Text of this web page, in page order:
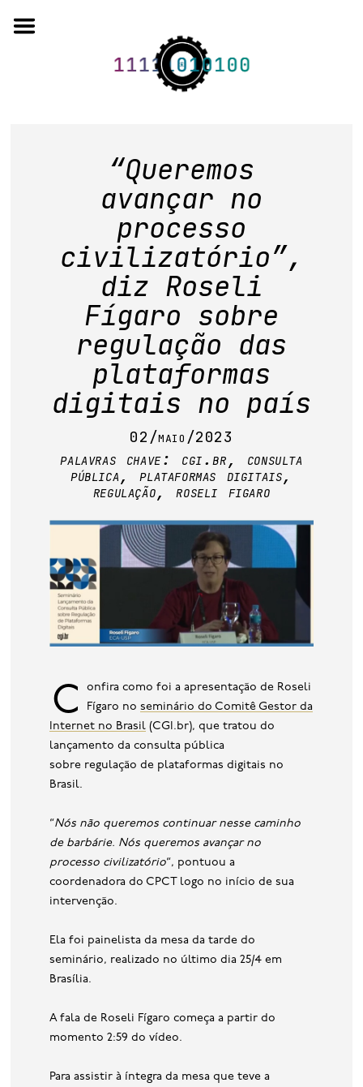
to
artigos em periódicos
anais de eventos
capítulos de livros
editorial
base de dados
publicações na mídia
“Queremos
avançar no
processo
civilizatório”,
diz Roseli
Fígaro sobre
regulação das
plataformas
digitais no país
02/maio/2023
palavras chave: cgi.br, consulta
pública,plataformas digitais,
regulação,roseli figaro
Confira como foi a apresentação de Roseli Fígaro noseminário do Comitê Gestor da
Internet no Brasil (CGI.br), que tratou do
lançamento da consulta pública
sobre regulação de plataformas digitais no
Brasil.
“Nós não queremos continuar nesse caminho
de barbárie. Nós queremos avançar no
processo civilizatório“, pontuou a
coordenadora do CPCT logo no início de sua
intervenção.
Ela foi painelista da mesa da tarde do
seminário, realizado no último dia 25/4 em
Brasília.
A fala de Roseli Fígaro começa a partir do
momento 2:59 do vídeo.
Para assistir à íntegra da mesa que teve a